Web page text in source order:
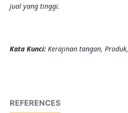
jual yang tinggi.
Kata Kunci: Kerajinan tangan, Produk,
REFERENCES